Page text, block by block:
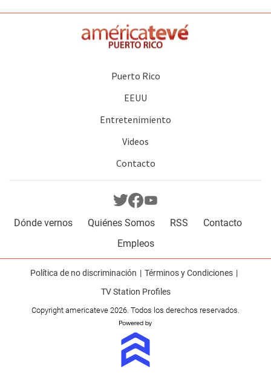
Puerto Rico
EEUU
Entretenimiento
Videos
Contacto
Dónde vernos Quiénes Somos RSS
Contacto
Empleos
Política de no discriminación
Términos y Condiciones
TV Station Profiles
Copyright americateve 2026. Todos los derechos reservados.